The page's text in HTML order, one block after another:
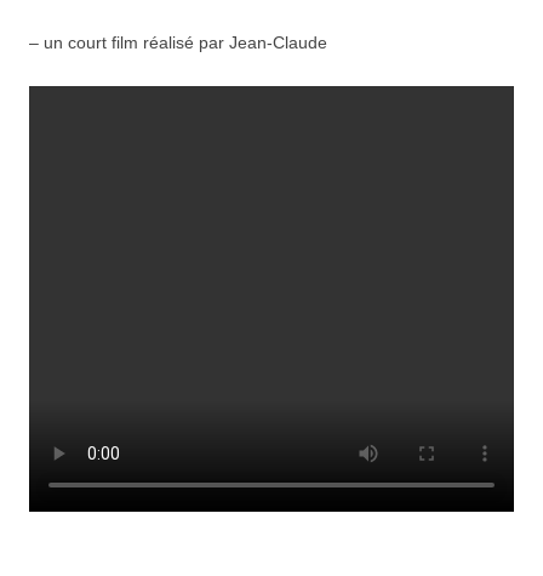
– un court film réalisé par Jean-Claude